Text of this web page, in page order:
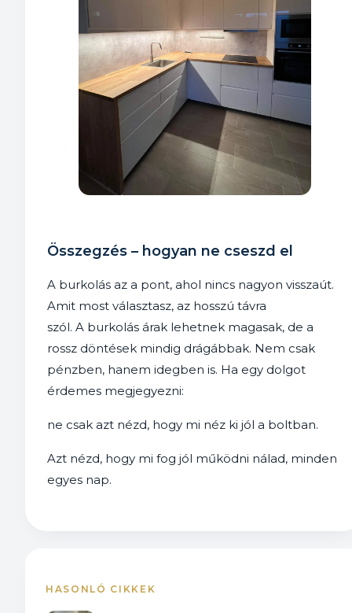
Összegzés – hogyan ne cseszd el
A burkolás az a pont, ahol nincs nagyon visszaút.
Amit most választasz, az hosszú távra
szól. A burkolás árak lehetnek magasak, de a
rossz döntések mindig drágábbak. Nem csak
pénzben, hanem idegben is. Ha egy dolgot
érdemes megjegyezni:
ne csak azt nézd, hogy mi néz ki jól a boltban.
Azt nézd, hogy mi fog jól működni nálad, minden
egyes nap.
HASONLÓ CIKKEK